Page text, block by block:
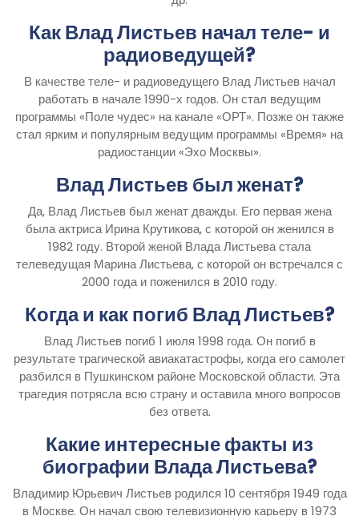
Как Влад Листьев начал теле- и
радиоведущей?
В качестве теле- и радиоведущего Влад Листьев начал
работать в начале 1990-х годов. Он стал ведущим
программы «Поле чудес» на канале «ОРТ». Позже он также
стал ярким и популярным ведущим программы «Время» на
радиостанции «Эхо Москвы».
Влад Листьев был женат?
Да, Влад Листьев был женат дважды. Его первая жена
была актриса Ирина Крутикова, с которой он женился в
1982 году. Второй женой Влада Листьева стала
телеведущая Марина Листьева, с которой он встречался с
2000 года и поженился в 2010 году.
Когда и как погиб Влад Листьев?
Влад Листьев погиб 1 июля 1998 года. Он погиб в
результате трагической авиакатастрофы, когда его самолет
разбился в Пушкинском районе Московской области. Эта
трагедия потрясла всю страну и оставила много вопросов
без ответа.
Какие интересные факты из
биографии Влада Листьева?
Владимир Юрьевич Листьев родился 10 сентября 1949 года
в Москве. Он начал свою телевизионную карьеру в 1973